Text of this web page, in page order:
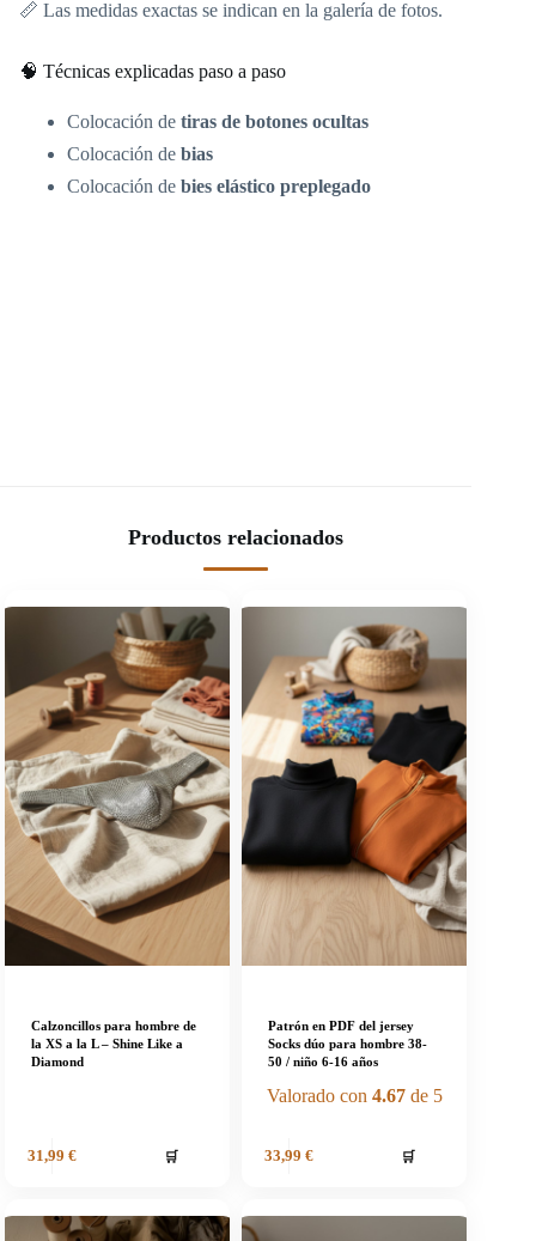
📏 Las medidas exactas se indican en la galería de fotos.
🧠 Técnicas explicadas paso a paso
Colocación de tiras de botones ocultas
Colocación de bias
Colocación de bies elástico preplegado
Productos relacionados
Calzoncillos para hombre de
la XS a la L – Shine Like a
Diamond
31,99 € 🛒
Patrón en PDF del jersey
Socks dúo para hombre 38-
50 / niño 6-16 años
Valorado con 4.67de 5
33,99 € 🛒